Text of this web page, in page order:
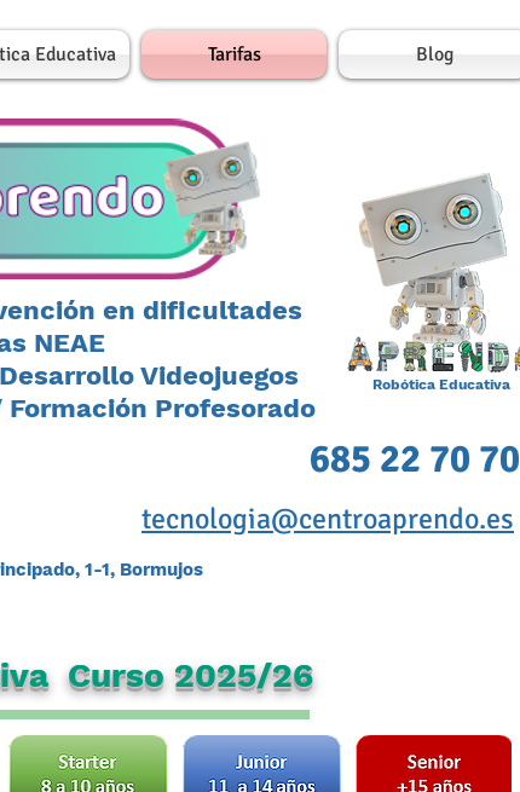
Educativa Tarifas Blog
en dificultades
NEAE
Videojuegos
Profesorado
Robótica Educativa
685 22 70 70
tecnologia@centroaprendo.es
1-1, Bormujos
Curso 2025/26